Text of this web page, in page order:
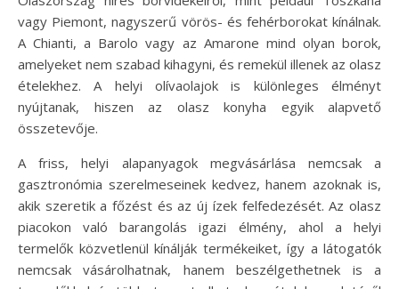
vagy Piemont, nagyszerű vörös- és fehérborokat kínálnak.
A Chianti, a Barolo vagy az Amarone mind olyan borok,
amelyeket nem szabad kihagyni, és remekül illenek az olasz
ételekhez. A helyi olívaolajok is különleges élményt
nyújtanak, hiszen az olasz konyha egyik alapvető
összetevője.
A friss, helyi alapanyagok megvásárlása nemcsak a
gasztronómia szerelmeseinek kedvez, hanem azoknak is,
akik szeretik a főzést és az új ízek felfedezését. Az olasz
piacokon való barangolás igazi élmény, ahol a helyi
termelők közvetlenül kínálják termékeiket, így a látogatók
nemcsak vásárolhatnak, hanem beszélgethetnek is a